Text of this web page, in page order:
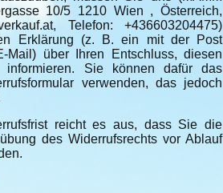
10/5 1210 Wien , Österreich,
Telefon: +436603204475)
Erklärung (z. B. ein mit der Post
Mail) über Ihren Entschluss, diesen
informieren. Sie können dafür das
verwenden, das jedoch
reicht es aus, dass Sie die
des Widerrufsrechts vor Ablauf